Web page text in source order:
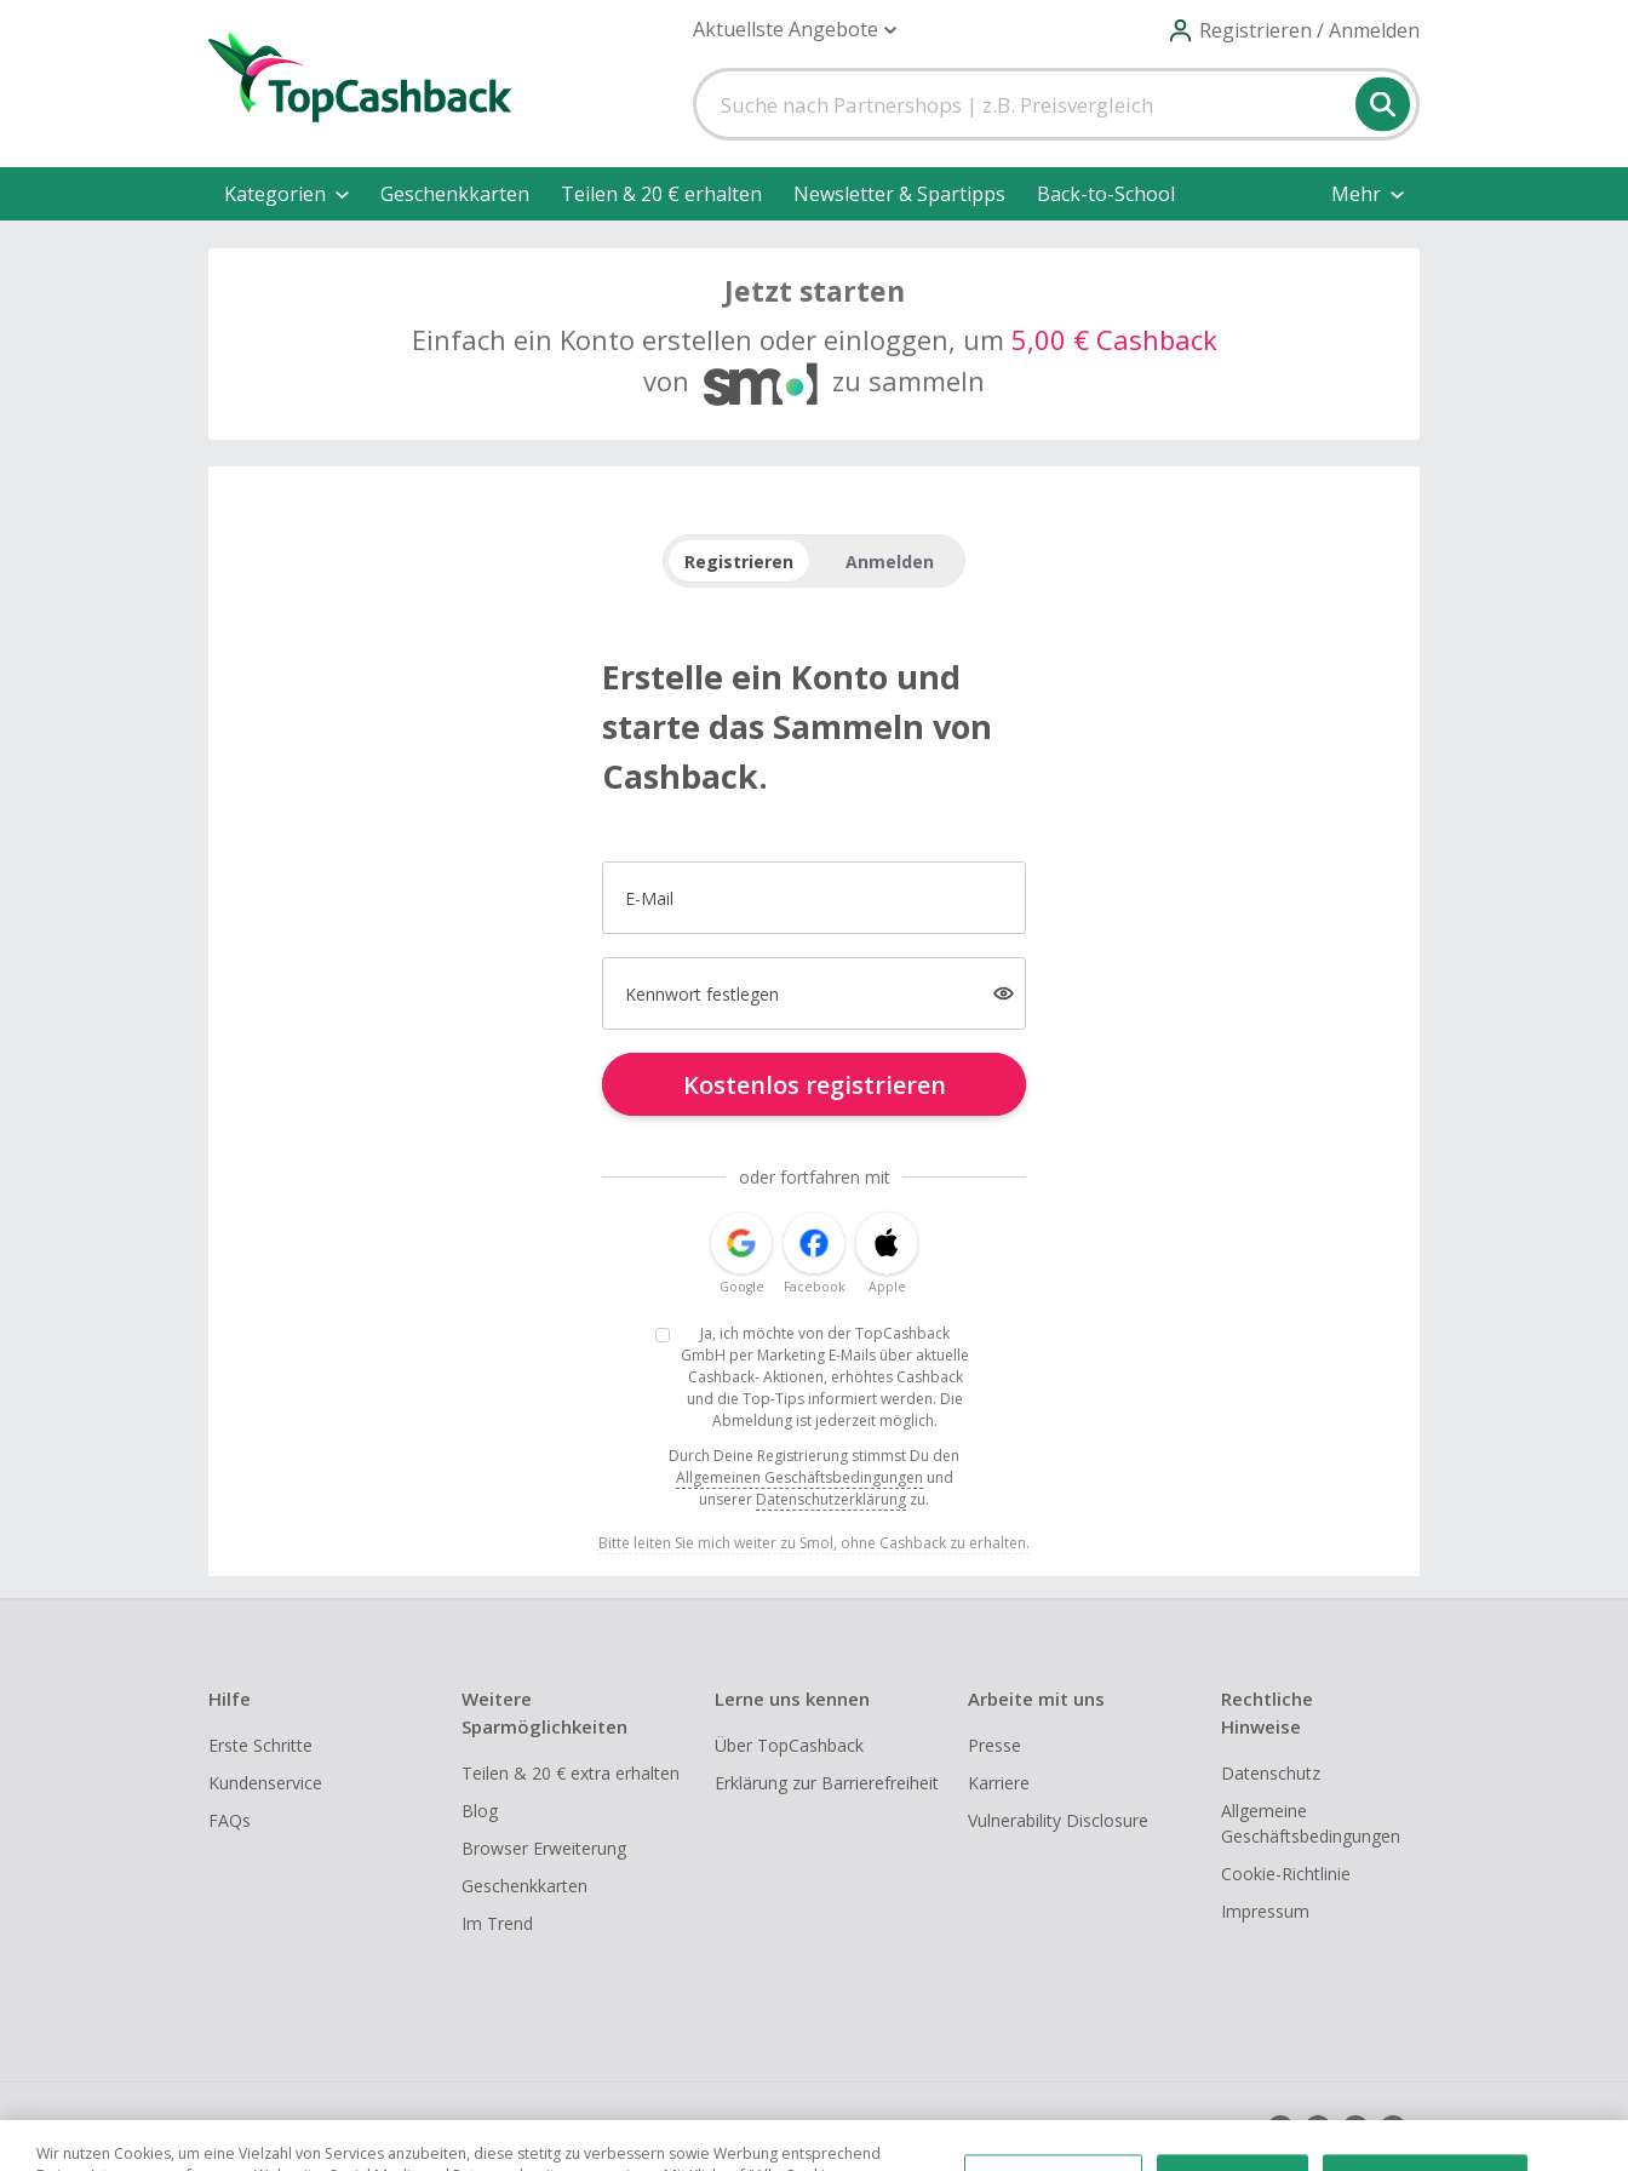
Aktuellste Angebote Registrieren / Anmelden
Kategorien Geschenkkarten Teilen & 20 € erhalten Newsletter & Spartipps Back-to-School Mehr
Jetzt starten
Einfach ein Konto erstellen oder einloggen, um 5,00 € Cashback
von
zu sammeln
Registrieren Anmelden
Erstelle ein Konto und
starte das Sammeln von
Cashback.
E-Mail
Kennwort festlegen
Kostenlos registrieren
oder fortfahren mit
Google Facebook Apple
Ja, ich möchte von der TopCashback
GmbH per Marketing E-Mails über aktuelle
Cashback- Aktionen, erhöhtes Cashback
und die Top-Tips informiert werden. Die
Abmeldung ist jederzeit möglich.
Durch Deine Registrierung stimmst Du den
Allgemeinen Geschäftsbedingungen und
unserer Datenschutzerklärung zu.
Bitte leiten Sie mich weiter zu Smol, ohne Cashback zu erhalten.
Hilfe
Erste Schritte
Kundenservice
FAQs
Weitere
Sparmöglichkeiten
Teilen & 20 € extra erhalten
Blog
Browser Erweiterung
Geschenkkarten
Im Trend
Lerne uns kennen
Über TopCashback
Erklärung zur Barrierefreiheit
Arbeite mit uns
Presse
Karriere
Vulnerability Disclosure
Rechtliche
Hinweise
Datenschutz
Allgemeine
Geschäftsbedingungen
Cookie-Richtlinie
Impressum
Globale Websites UK US CN JP FR AU IT ES
Wir nutzen Cookies, um eine Vielzahl von Services anzubeiten, diese stetitg zu verbessern sowie Werbung entsprechend